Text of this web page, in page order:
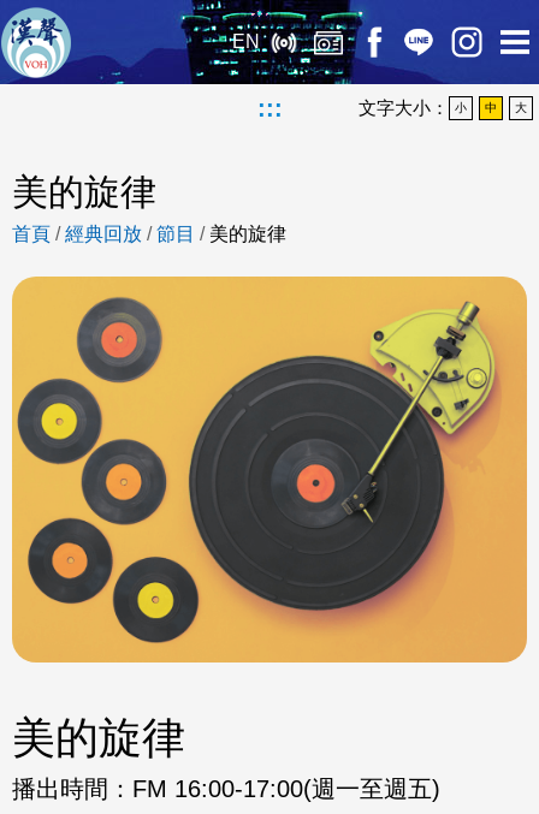
EN
::: 文字大小： 小 中 大
美的旋律
首頁 /經典回放 /節目 / 美的旋律
美的旋律
播出時間： FM 16:00-17:00(週一至週五)